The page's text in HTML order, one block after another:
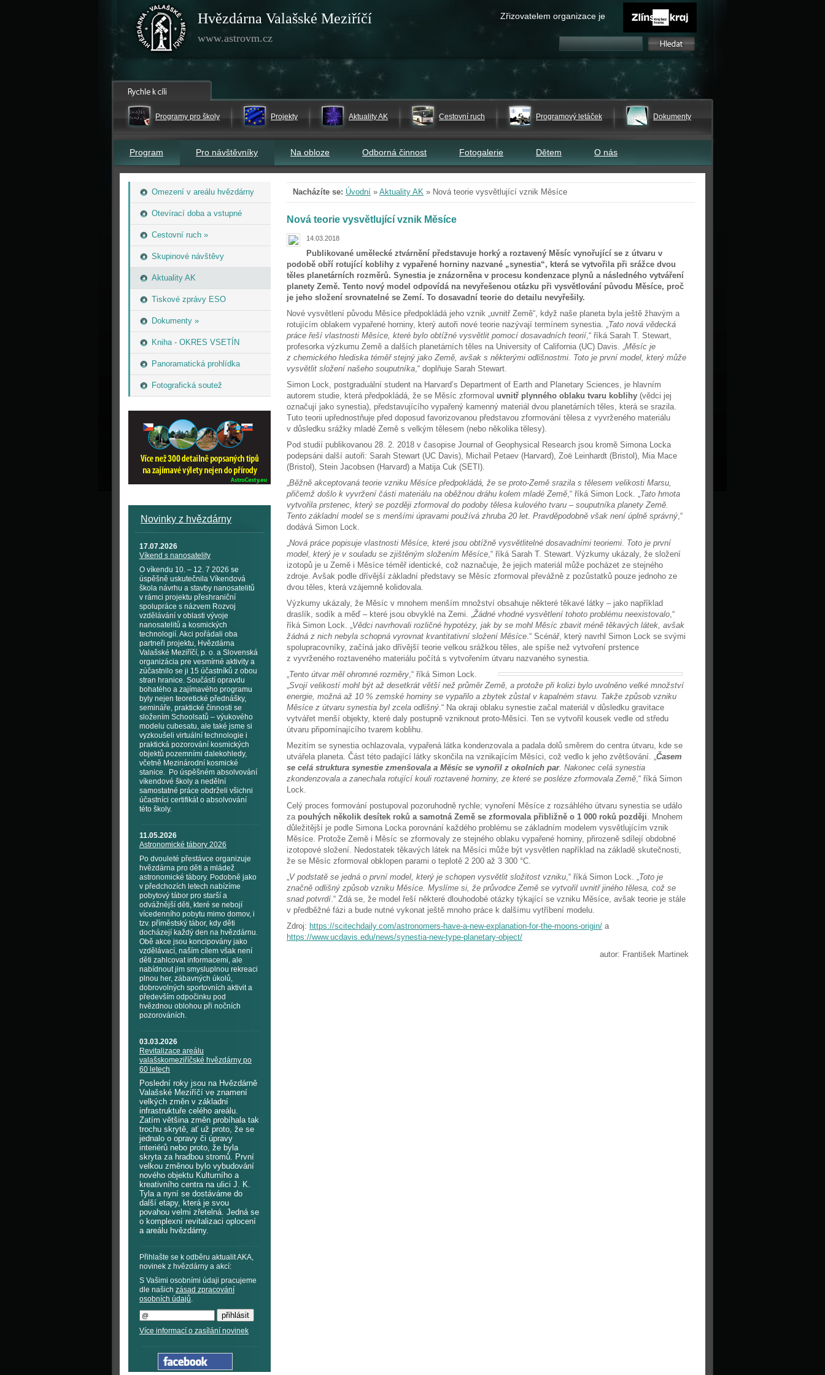
Hvězdárna Valašské Meziříčí
www.astrovm.cz
Zřizovatelem organizace je
Programy pro školy Projekty Aktuality AK Cestovní ruch Programový letáček Dokumenty
Program Pro návštěvníky Na obloze Odborná činnost Fotogalerie Dětem O nás
Omezení v areálu hvězdárny
Otevírací doba a vstupné
Cestovní ruch »
Skupinové návštěvy
Aktuality AK
Tiskové zprávy ESO
Dokumenty »
Kniha - OKRES VSETÍN
Panoramatická prohlídka
Fotografická soutež
Novinky z hvězdárny
17.07.2026
Víkend s nanosatelity
O víkendu 10. – 12. 7 2026 se
úspěšně uskutečnila Víkendová
škola návrhu a stavby nanosatelitů
v rámci projektu přeshraniční
spolupráce s názvem Rozvoj
vzdělávání v oblasti vývoje
nanosatelitů a kosmických
technologií. Akci pořádali oba
partneři projektu, Hvězdárna
Valašské Meziříčí, p. o. a Slovenská
organizácia pre vesmírné aktivity a
zúčastnilo se ji 15 účastníků z obou
stran hranice. Součástí opravdu
bohatého a zajímavého programu
byly nejen teoretické přednášky,
semináře, praktické činnosti se
složením Schoolsatů – výukového
modelu cubesatu, ale také jsme si
vyzkoušeli virtuální technologie i
praktická pozorování kosmických
objektů pozemními dalekohledy,
včetně Mezinárodní kosmické
stanice. Po úspěšném absolvování
víkendové školy a nedělní
samostatné práce obdrželi všichni
účastníci certifikát o absolvování
této školy.
11.05.2026
Astronomické tábory 2026
Po dvouleté přestávce organizuje
hvězdárna pro děti a mládež
astronomické tábory. Podobně jako
v předchozích letech nabízíme
pobytový tábor pro starší a
odvážnější děti, které se nebojí
vícedenního pobytu mimo domov, i
tzv. příměstský tábor, kdy děti
docházejí každý den na hvězdárnu.
Obě akce jsou koncipovány jako
vzdělávací, naším cílem však není
děti zahlcovat informacemi, ale
nabídnout jim smysluplnou rekreaci
plnou her, zábavných úkolů,
dobrovolných sportovních aktivit a
především odpočinku pod
hvězdnou oblohou při nočních
pozorováních.
03.03.2026
Revitalizace areálu
valašskomeziříčské hvězdárny po
60 letech
Poslední roky jsou na Hvězdárně
Valašské Meziříčí ve znamení
velkých změn v základní
infrastruktuře celého areálu.
Zatím většina změn probíhala tak
trochu skrytě, ať už proto, že se
jednalo o opravy či úpravy
interiérů nebo proto, že byla
skryta za hradbou stromů. První
velkou změnou bylo vybudování
nového objektu Kulturního a
kreativního centra na ulici J. K.
Tyla a nyní se dostáváme do
další etapy, která je svou
povahou velmi zřetelná. Jedná se
o komplexní revitalizaci oplocení
a areálu hvězdárny.
Přihlašte se k odběru aktualit AKA,
novinek z hvězdárny a akcí:
S Vašimi osobními údaji pracujeme
dle našich zásad zpracování
osobních údajů.
Více informací o zasílání novinek
Nacházíte se: Úvodní » Aktuality AK » Nová teorie vysvětlující vznik Měsíce
Nová teorie vysvětlující vznik Měsíce
14.03.2018
Publikované umělecké ztvárnění představuje horký a roztavený Měsíc vynořující se z útvaru v
podobě obří rotující koblihy z vypařené horniny nazvané „synestia“, která se vytvořila při srážce dvou
těles planetárních rozměrů. Synestia je znázorněna v procesu kondenzace plynů a následného vytváření
planety Země. Tento nový model odpovídá na nevyřešenou otázku při vysvětlování původu Měsíce, proč
je jeho složení srovnatelné se Zemí. To dosavadní teorie do detailu nevyřešily.
Nové vysvětlení původu Měsíce předpokládá jeho vznik „uvnitř Země“, když naše planeta byla ještě žhavým a
rotujícím oblakem vypařené horniny, který autoři nové teorie nazývají termínem synestia. „Tato nová vědecká
práce řeší vlastnosti Měsíce, které bylo obtížné vysvětlit pomocí dosavadních teorií,“ říká Sarah T. Stewart,
profesorka výzkumu Země a dalších planetárních těles na University of California (UC) Davis. „Měsíc je
z chemického hlediska téměř stejný jako Země, avšak s některými odlišnostmi. Toto je první model, který může
vysvětlit složení našeho souputníka,“ doplňuje Sarah Stewart.
Simon Lock, postgraduální student na Harvard’s Department of Earth and Planetary Sciences, je hlavním
autorem studie, která předpokládá, že se Měsíc zformoval uvnitř plynného oblaku tvaru koblihy (vědci jej
označují jako synestia), představujícího vypařený kamenný materiál dvou planetárních těles, která se srazila.
Tuto teorii upřednostňuje před doposud favorizovanou představou zformování tělesa z vyvrženého materiálu
v důsledku srážky mladé Země s velkým tělesem (nebo několika tělesy).
Pod studií publikovanou 28. 2. 2018 v časopise Journal of Geophysical Research jsou kromě Simona Locka
podepsáni další autoři: Sarah Stewart (UC Davis), Michail Petaev (Harvard), Zoë Leinhardt (Bristol), Mia Mace
(Bristol), Stein Jacobsen (Harvard) a Matija Cuk (SETI).
„Běžně akceptovaná teorie vzniku Měsíce předpokládá, že se proto-Země srazila s tělesem velikosti Marsu,
přičemž došlo k vyvržení části materiálu na oběžnou dráhu kolem mladé Země,“ říká Simon Lock. „Tato hmota
vytvořila prstenec, který se později zformoval do podoby tělesa kulového tvaru – souputníka planety Země.
Tento základní model se s menšími úpravami používá zhruba 20 let. Pravděpodobně však není úplně správný,“
dodává Simon Lock.
„Nová práce popisuje vlastnosti Měsíce, které jsou obtížně vysvětlitelné dosavadními teoriemi. Toto je první
model, který je v souladu se zjištěným složením Měsíce,“ říká Sarah T. Stewart. Výzkumy ukázaly, že složení
izotopů je u Země i Měsíce téměř identické, což naznačuje, že jejich materiál může pocházet ze stejného
zdroje. Avšak podle dřívější základní představy se Měsíc zformoval převážně z pozůstatků pouze jednoho ze
dvou těles, která vzájemně kolidovala.
Výzkumy ukázaly, že Měsíc v mnohem menším množství obsahuje některé těkavé látky – jako například
draslík, sodík a měď – které jsou obvyklé na Zemi. „Žádné vhodné vysvětlení tohoto problému neexistovalo,“
říká Simon Lock. „Vědci navrhovali rozličné hypotézy, jak by se mohl Měsíc zbavit méně těkavých látek, avšak
žádná z nich nebyla schopná vyrovnat kvantitativní složení Měsíce.“ Scénář, který navrhl Simon Lock se svými
spolupracovníky, začíná jako dřívější teorie velkou srážkou těles, ale spíše než vytvoření prstence
z vyvrženého roztaveného materiálu počítá s vytvořením útvaru nazvaného synestia.
„Tento útvar měl ohromné rozměry,“ říká Simon Lock.
„Svojí velikostí mohl být až desetkrát větší než průměr Země, a protože při kolizi bylo uvolněno velké množství
energie, možná až 10 % zemské horniny se vypařilo a zbytek zůstal v kapalném stavu. Takže způsob vzniku
Měsíce z útvaru synestia byl zcela odlišný.“ Na okraji oblaku synestie začal materiál v důsledku gravitace
vytvářet menší objekty, které daly postupně vzniknout proto-Měsíci. Ten se vytvořil kousek vedle od středu
útvaru připomínajícího tvarem koblihu.
Mezitím se synestia ochlazovala, vypařená látka kondenzovala a padala dolů směrem do centra útvaru, kde se
utvářela planeta. Část této padající látky skončila na vznikajícím Měsíci, což vedlo k jeho zvětšování. „Časem
se celá struktura synestie zmenšovala a Měsíc se vynořil z okolních par. Nakonec celá synestia
zkondenzovala a zanechala rotující kouli roztavené horniny, ze které se posléze zformovala Země,“ říká Simon
Lock.
Celý proces formování postupoval pozoruhodně rychle; vynoření Měsíce z rozsáhlého útvaru synestia se událo
za pouhých několik desítek roků a samotná Země se zformovala přibližně o 1 000 roků později. Mnohem
důležitější je podle Simona Locka porovnání každého problému se základním modelem vysvětlujícím vznik
Měsíce. Protože Země i Měsíc se zformovaly ze stejného oblaku vypařené horniny, přirozeně sdílejí obdobné
izotopové složení. Nedostatek těkavých látek na Měsíci může být vysvětlen například na základě skutečnosti,
že se Měsíc zformoval obklopen parami o teplotě 2 200 až 3 300 °C.
„V podstatě se jedná o první model, který je schopen vysvětlit složitost vzniku,“ říká Simon Lock. „Toto je
značně odlišný způsob vzniku Měsíce. Myslíme si, že průvodce Země se vytvořil uvnitř jiného tělesa, což se
snad potvrdí.“ Zdá se, že model řeší některé dlouhodobé otázky týkající se vzniku Měsíce, avšak teorie je stále
v předběžné fázi a bude nutné vykonat ještě mnoho práce k dalšímu vytříbení modelu.
Zdroj: https://scitechdaily.com/astronomers-have-a-new-explanation-for-the-moons-origin/ a
https://www.ucdavis.edu/news/synestia-new-type-planetary-object/
autor: František Martinek